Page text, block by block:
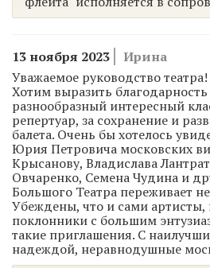
13 ноября 2023
Ирина
Уважаемое руководство театра!
Хотим выразить благодарность
разнообразный интересный
репертуар, за сохранение и
балета. Очень бы хотелось
Юрия Петровича московских
Крысанову, Владислава
Овчаренко, Семена Чудина и
Большого Театра переживает
Убеждены, что и сами артисты,
поклонники с большим
такие приглашения. С
надеждой, неравнодушные